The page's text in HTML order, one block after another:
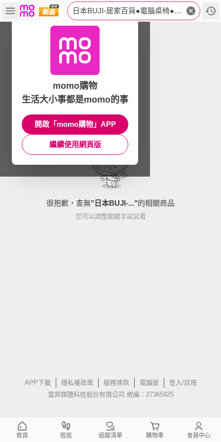
日本BUJI-居家百貨●電腦桌椅●小家電●寢具
很抱歉，查無" 日本BUJI-..."的相關商品
您可以調整關鍵字試試看
APP下載 隱私權政策 服務條款 電腦版
登入/註冊
富邦媒體科技股份有限公司 統編：27365925
momo購物
生活大小事都是momo的事
開啟「momo購物」APP
繼續使用網頁版
首頁 逛逛 追蹤清單 購物車 會員中心